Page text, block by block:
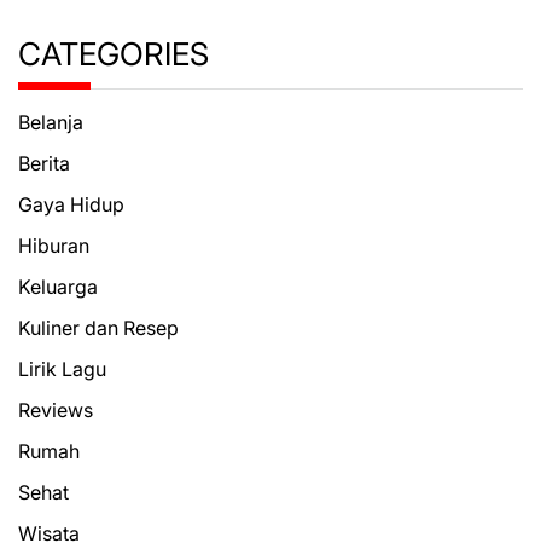
CATEGORIES
Belanja
Berita
Gaya Hidup
Hiburan
Keluarga
Kuliner dan Resep
Lirik Lagu
Reviews
Rumah
Sehat
Wisata